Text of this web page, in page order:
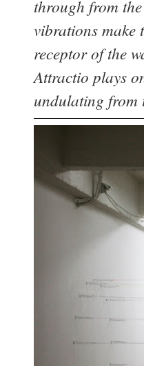
through from
vibrations make
receptor of the
Attractio plays
undulating from